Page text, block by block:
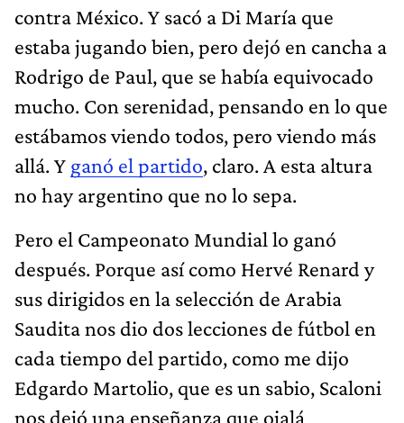
contra México. Y sacó a Di María que
estaba jugando bien, pero dejó en cancha a
Rodrigo de Paul, que se había equivocado
mucho. Con serenidad, pensando en lo que
estábamos viendo todos, pero viendo más
allá. Y ganó el partido, claro. A esta altura
no hay argentino que no lo sepa.
Pero el Campeonato Mundial lo ganó
después. Porque así como Hervé Renard y
sus dirigidos en la selección de Arabia
Saudita nos dio dos lecciones de fútbol en
cada tiempo del partido, como me dijo
Edgardo Martolio, que es un sabio, Scaloni
nos dejó una enseñanza que ojalá